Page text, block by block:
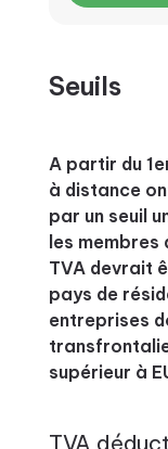
Seuils
A partir du
à distance
par un seuil
les membres
TVA devrait
pays de
entreprises
supérieur à
TVA